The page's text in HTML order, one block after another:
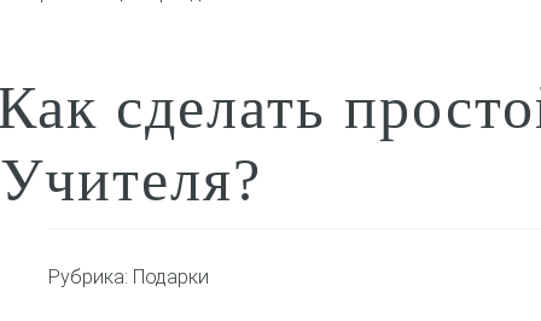
сделать
Учителя?
Рубрика: Подарки